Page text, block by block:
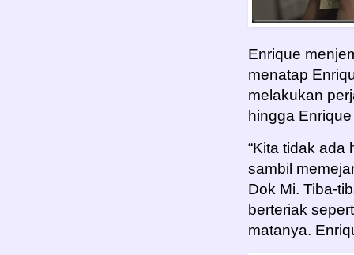
Enrique
menatap
melakukan
hingga
“Kita tidak ada
sambil
Dok Mi. Tiba-
berteriak
matanya.